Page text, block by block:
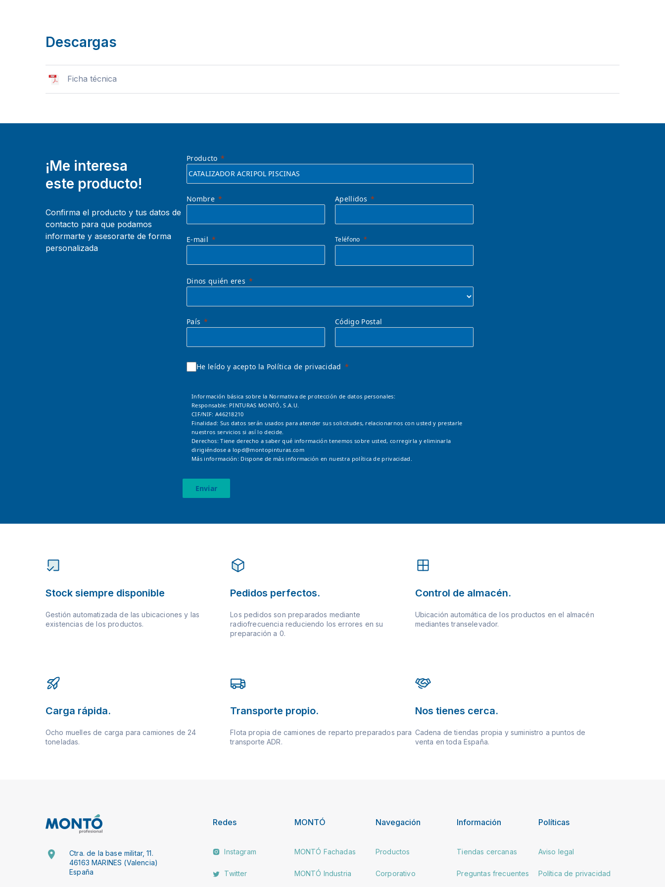
Descargas
Ficha técnica
¡Me interesa
este producto!
Confirma el producto y tus datos de
contacto para que podamos
informarte y asesorarte de forma
personalizada
Producto
Nombre Apellidos
E-mail Teléfono
Dinos quién eres
País Código Postal
He leído y acepto la Política de privacidad
Información básica sobre la Normativa de protección de datos personales:
Responsable: PINTURAS MONTÓ, S.A.U.
CIF/NIF: A46218210
Finalidad: Sus datos serán usados para atender sus solicitudes, relacionarnos con usted y prestarle
nuestros servicios si así lo decide.
Derechos: Tiene derecho a saber qué información tenemos sobre usted, corregirla y eliminarla
dirigiéndose a lopd@montopinturas.com
Más información: Dispone de más información en nuestra política de privacidad.
Enviar
Stock siempre disponible
Gestión automatizada de las ubicaciones y las
existencias de los productos.
Pedidos perfectos.
Los pedidos son preparados mediante
radiofrecuencia reduciendo los errores en su
preparación a 0.
Control de almacén.
Ubicación automática de los productos en el almacén
mediantes transelevador.
Carga rápida.
Ocho muelles de carga para camiones de 24
toneladas.
Transporte propio.
Flota propia de camiones de reparto preparados para
transporte ADR.
Nos tienes cerca.
Cadena de tiendas propia y suministro a puntos de
venta en toda España.
Ctra. de la base militar, 11.
46163 MARINES (Valencia)
España
Redes
Instagram
Twitter
MONTÓ
MONTÓ Fachadas
MONTÓ Industria
Navegación
Productos
Corporativo
Información
Tiendas cercanas
Preguntas frecuentes
Políticas
Aviso legal
Política de privacidad